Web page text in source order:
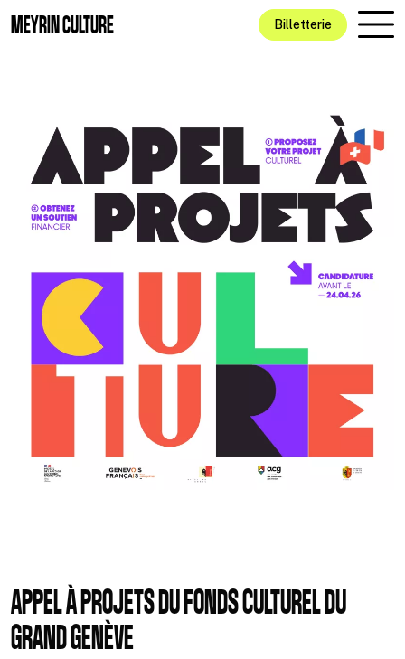
MEYRIN CULTURE Billetterie
APPEL À PROJETS DU FONDS CULTUREL DU
GRAND GENÈVE